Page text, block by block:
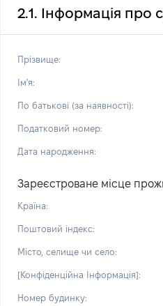
2.1. Інформація про
Прізвище:
Ім'я:
По батькові (за наявності):
Податковий номер:
Дата народження:
Зареєстроване місце
Країна:
Поштовий індекс:
Місто, селище чи село:
[Конфіденційна Інформація]:
Номер будинку: